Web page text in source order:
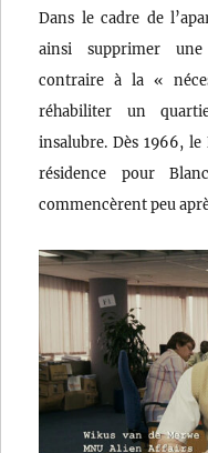
Dans le cadre de
ainsi supprimer
contraire à la «
réhabiliter un
insalubre. Dès 1966,
résidence pour
commencèrent peu